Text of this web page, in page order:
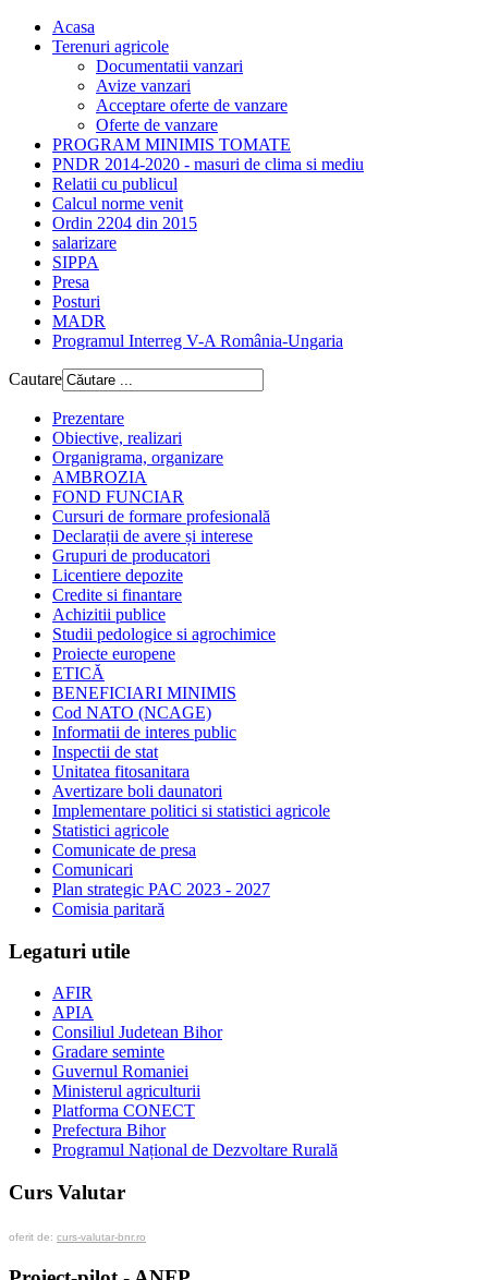
Acasa
Terenuri agricole
Documentatii vanzari
Avize vanzari
Acceptare oferte de vanzare
Oferte de vanzare
PROGRAM MINIMIS TOMATE
PNDR 2014-2020 - masuri de clima si mediu
Relatii cu publicul
Calcul norme venit
Ordin 2204 din 2015
salarizare
SIPPA
Presa
Posturi
MADR
Programul Interreg V-A România-Ungaria
Cautare
Prezentare
Obiective, realizari
Organigrama, organizare
AMBROZIA
FOND FUNCIAR
Cursuri de formare profesională
Declarații de avere și interese
Grupuri de producatori
Licentiere depozite
Credite si finantare
Achizitii publice
Studii pedologice si agrochimice
Proiecte europene
ETICĂ
BENEFICIARI MINIMIS
Cod NATO (NCAGE)
Informatii de interes public
Inspectii de stat
Unitatea fitosanitara
Avertizare boli daunatori
Implementare politici si statistici agricole
Statistici agricole
Comunicate de presa
Comunicari
Plan strategic PAC 2023 - 2027
Comisia paritară
Legaturi utile
AFIR
APIA
Consiliul Judetean Bihor
Gradare seminte
Guvernul Romaniei
Ministerul agriculturii
Platforma CONECT
Prefectura Bihor
Programul Național de Dezvoltare Rurală
Curs Valutar
oferit de: curs-valutar-bnr.ro